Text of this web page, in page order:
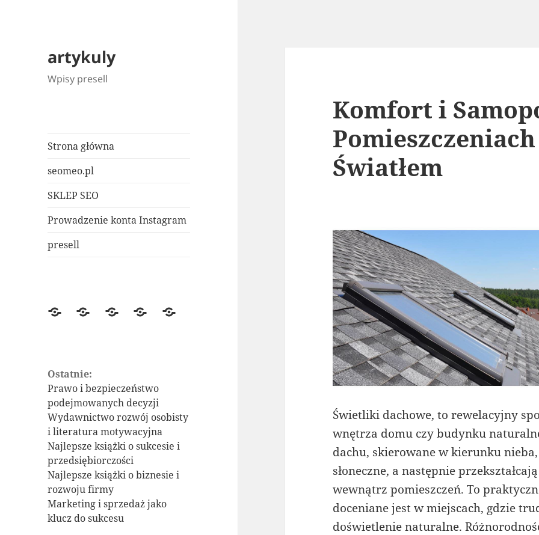
artykuly
Wpisy presell
Strona główna
seomeo.pl
SKLEP SEO
Prowadzenie konta Instagram
presell
Stronaseomeo.plSKLEPProwadzenie
presell
Ostatnie:
Prawo i bezpieczeństwo
podejmowanych decyzji
Wydawnictwo rozwój osobisty
i literatura motywacyjna
Najlepsze książki o sukcesie i
przedsiębiorczości
Najlepsze książki o biznesie i
rozwoju firmy
Marketing i sprzedaż jako
klucz do sukcesu
Komfort i
Światłem
Świetliki dachowe, to rewelacyjny
wnętrza domu czy budynku
dachu, skierowane w kierunku
słoneczne, a następnie
wewnątrz pomieszczeń. To
doceniane jest w miejscach, gdzie
doświetlenie naturalne.